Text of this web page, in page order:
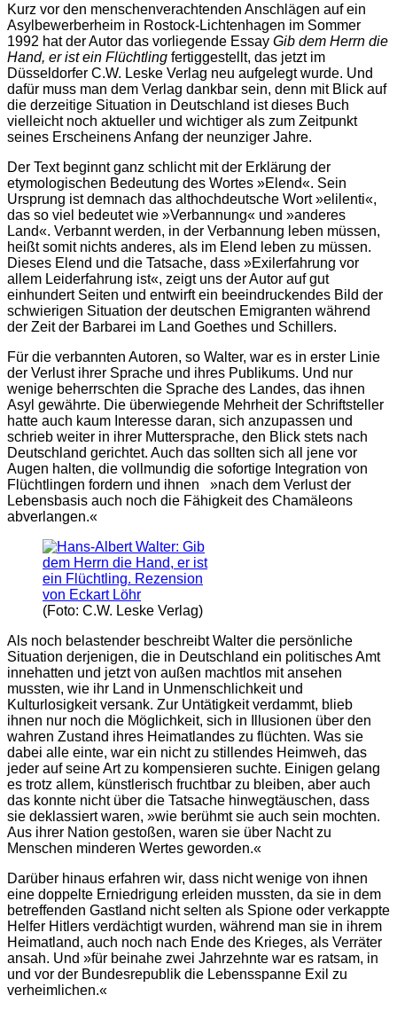
Kurz vor den menschenverachtenden Anschlägen auf ein
Asylbewerberheim in Rostock-Lichtenhagen im Sommer
1992 hat der Autor das vorliegende Essay Gib dem Herrn die
Hand, er ist ein Flüchtling fertiggestellt, das jetzt im
Düsseldorfer C.W. Leske Verlag neu aufgelegt wurde. Und
dafür muss man dem Verlag dankbar sein, denn mit Blick auf
die derzeitige Situation in Deutschland ist dieses Buch
vielleicht noch aktueller und wichtiger als zum Zeitpunkt
seines Erscheinens Anfang der neunziger Jahre.
Der Text beginnt ganz schlicht mit der Erklärung der
etymologischen Bedeutung des Wortes »Elend«. Sein
Ursprung ist demnach das althochdeutsche Wort »elilenti«,
das so viel bedeutet wie »Verbannung« und »anderes
Land«. Verbannt werden, in der Verbannung leben müssen,
heißt somit nichts anderes, als im Elend leben zu müssen.
Dieses Elend und die Tatsache, dass »Exilerfahrung vor
allem Leiderfahrung ist«, zeigt uns der Autor auf gut
einhundert Seiten und entwirft ein beeindruckendes Bild der
schwierigen Situation der deutschen Emigranten während
der Zeit der Barbarei im Land Goethes und Schillers.
Für die verbannten Autoren, so Walter, war es in erster Linie
der Verlust ihrer Sprache und ihres Publikums. Und nur
wenige beherrschten die Sprache des Landes, das ihnen
Asyl gewährte. Die überwiegende Mehrheit der Schriftsteller
hatte auch kaum Interesse daran, sich anzupassen und
schrieb weiter in ihrer Muttersprache, den Blick stets nach
Deutschland gerichtet. Auch das sollten sich all jene vor
Augen halten, die vollmundig die sofortige Integration von
Flüchtlingen fordern und ihnen »nach dem Verlust der
Lebensbasis auch noch die Fähigkeit des Chamäleons
abverlangen.«
(Foto: C.W. Leske Verlag)
Als noch belastender beschreibt Walter die persönliche
Situation derjenigen, die in Deutschland ein politisches Amt
innehatten und jetzt von außen machtlos mit ansehen
mussten, wie ihr Land in Unmenschlichkeit und
Kulturlosigkeit versank. Zur Untätigkeit verdammt, blieb
ihnen nur noch die Möglichkeit, sich in Illusionen über den
wahren Zustand ihres Heimatlandes zu flüchten. Was sie
dabei alle einte, war ein nicht zu stillendes Heimweh, das
jeder auf seine Art zu kompensieren suchte. Einigen gelang
es trotz allem, künstlerisch fruchtbar zu bleiben, aber auch
das konnte nicht über die Tatsache hinwegtäuschen, dass
sie deklassiert waren, »wie berühmt sie auch sein mochten.
Aus ihrer Nation gestoßen, waren sie über Nacht zu
Menschen minderen Wertes geworden.«
Darüber hinaus erfahren wir, dass nicht wenige von ihnen
eine doppelte Erniedrigung erleiden mussten, da sie in dem
betreffenden Gastland nicht selten als Spione oder verkappte
Helfer Hitlers verdächtigt wurden, während man sie in ihrem
Heimatland, auch noch nach Ende des Krieges, als Verräter
ansah. Und »für beinahe zwei Jahrzehnte war es ratsam, in
und vor der Bundesrepublik die Lebensspanne Exil zu
verheimlichen.«